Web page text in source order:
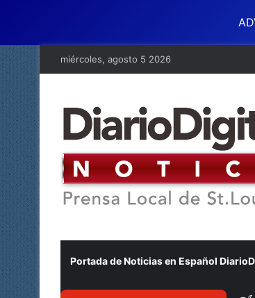
miércoles, agosto 5 2026
Portada de Noticias en Español